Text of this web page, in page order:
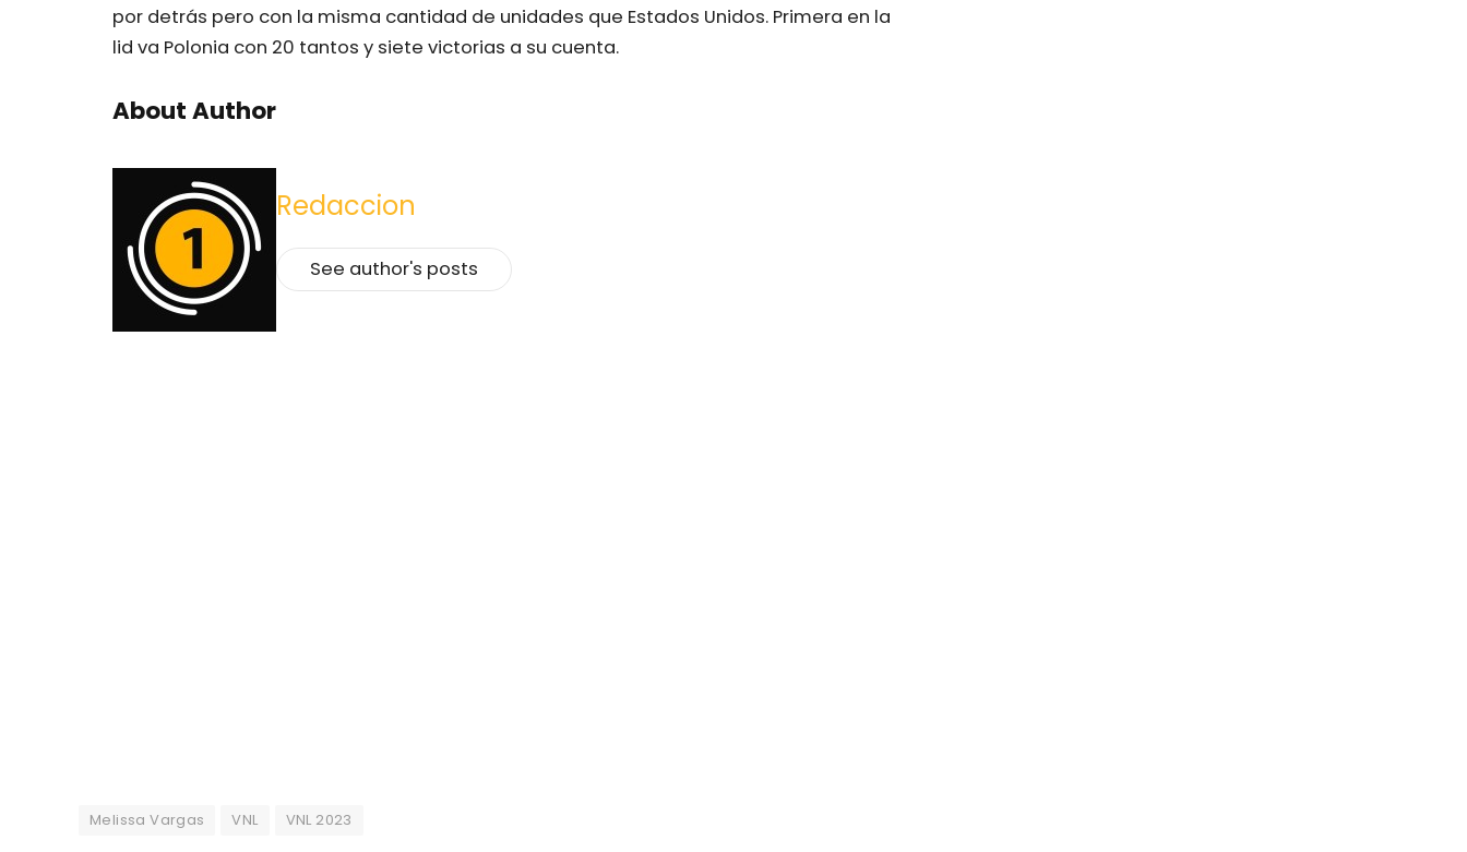
por detrás pero con la misma cantidad de unidades que Estados Unidos. Primera en la
lid va Polonia con 20 tantos y siete victorias a su cuenta.
About Author
Redaccion
See author's posts
Melissa Vargas VNL VNL 2023